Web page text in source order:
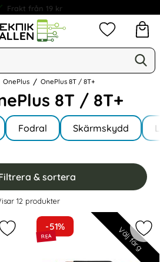
Frakt från 19 kr
Mina
OnePlus OnePlus 8T / 8T+
8T / 8T+
Fodral Skärmskydd
& sortera
12 produkter
Markera 2-Pack - OnePlus 8T
Välj färg
-51%